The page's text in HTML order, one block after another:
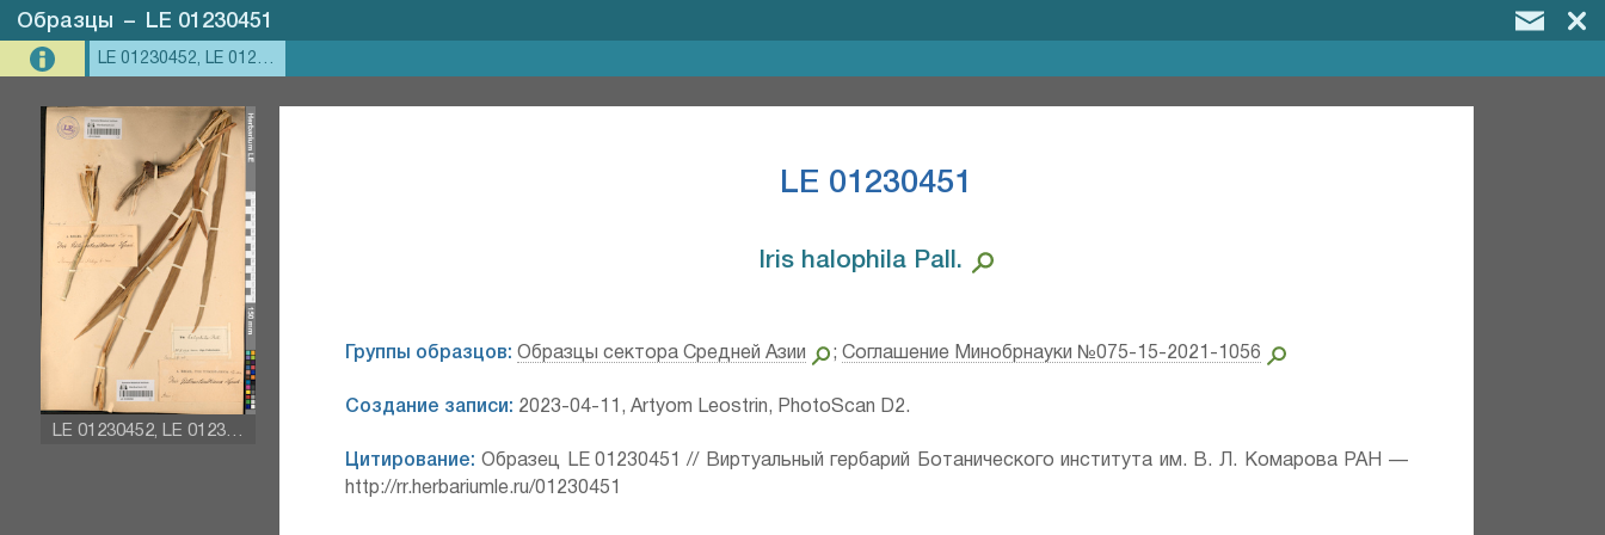
Образцы – LE 01230451
LE 01230452, LE 01230451
LE 01230452, LE 01230451
LE 01230451
Iris halophila Pall.⁣
Группы образцов: Образцы сектора Средней Азии ;Соглашение Минобрнауки №075-15-2021-1056
Создание записи: 2023-04-11, Artyom Leostrin, PhotoScan D2.
Цитирование: Образец LE 01230451 // Виртуальный гербарий Ботанического института им. В. Л. Комарова РАН —
http://rr.herbariumle.ru/01230451